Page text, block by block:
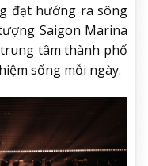
đạt hướng ra sông
Saigon Marina
tâm thành phố
sống mỗi ngày.